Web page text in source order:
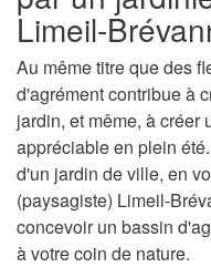
Limeil-
Au même titre que des
d'agrément contribue à
jardin, et même, à créer
appréciable en plein
d'un jardin de ville, en
(paysagiste) Limeil-
concevoir un bassin
à votre coin de nature.